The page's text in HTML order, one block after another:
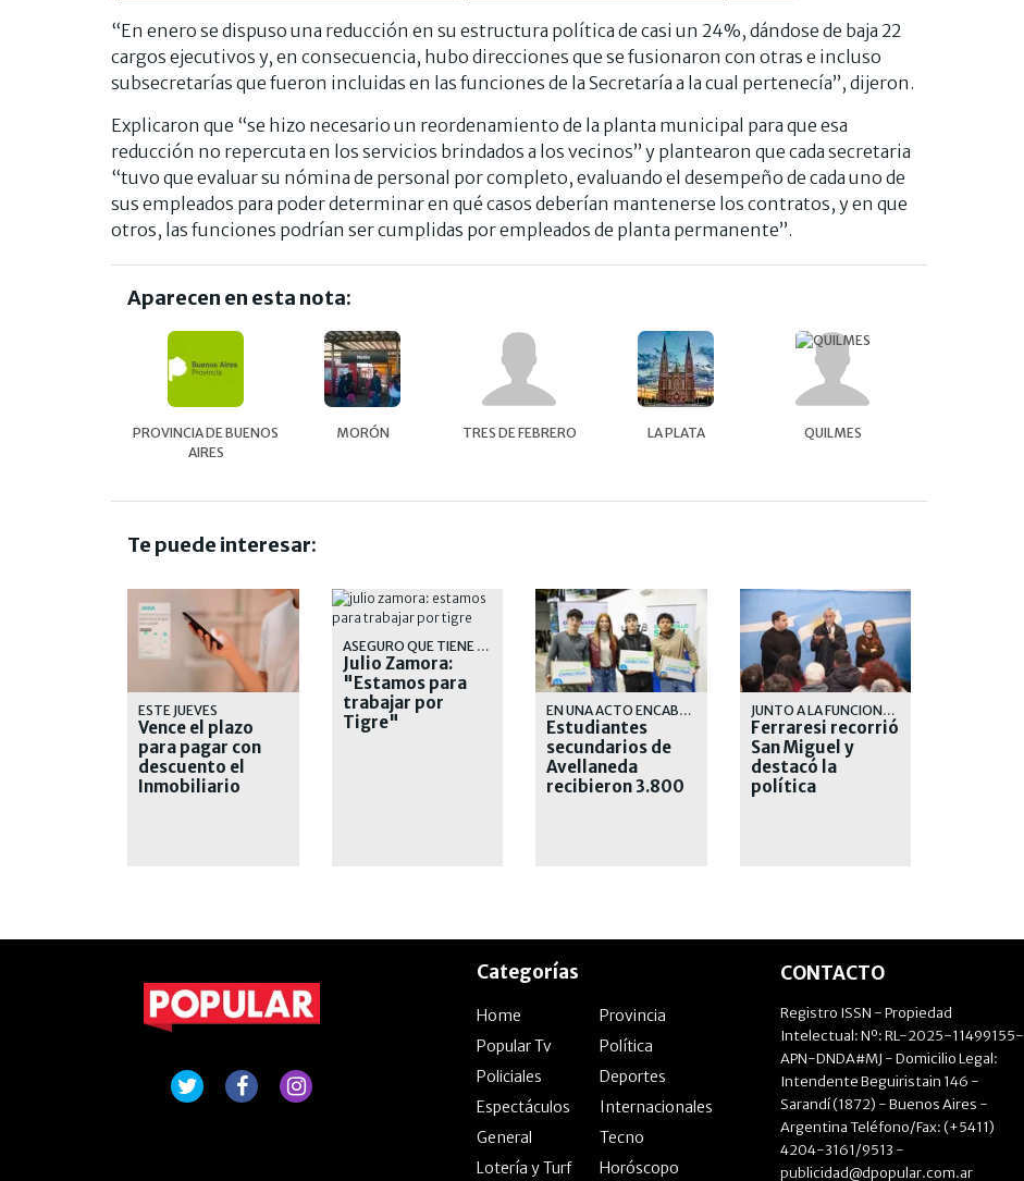
“En enero se dispuso una reducción en su estructura política de casi un 24%, dándose de baja 22
cargos ejecutivos y, en consecuencia, hubo direcciones que se fusionaron con otras e incluso
subsecretarías que fueron incluidas en las funciones de la Secretaría a la cual pertenecía”, dijeron.
Explicaron que “se hizo necesario un reordenamiento de la planta municipal para que esa
reducción no repercuta en los servicios brindados a los vecinos” y plantearon que cada secretaria
“tuvo que evaluar su nómina de personal por completo, evaluando el desempeño de cada uno de
sus empleados para poder determinar en qué casos deberían mantenerse los contratos, y en que
otros, las funciones podrían ser cumplidas por empleados de planta permanente”.
Aparecen en esta nota:
PROVINCIA DE BUENOS
AIRES
MORÓN TRES DE FEBRERO LA PLATA QUILMES
Te puede interesar:
ESTE JUEVES
Vence el plazo
para pagar con
descuento el
Inmobiliario
ASEGURO QUE TIENE MUCHA OBRA POR DELANTE PARA EJECUTAR
Julio Zamora:
"Estamos para
trabajar por
Tigre"
EN UNA ACTO ENCABEZADO POR LA INTENDENTA, MAGDALENA SIERRA
Estudiantes
secundarios de
Avellaneda
recibieron 3.800
JUNTO A LA FUNCIONARIA PROVINCIAL BERNARDA MEGLIA Y EL PRESIDENTE DEL PJ LOCAL, SANTIAGO FIDANZA
Ferraresi recorrió
San Miguel y
destacó la
política
Categorías
Home
Provincia
Popular Tv
Política
Policiales
Deportes
Espectáculos
Internacionales
General
Tecno
Lotería y Turf
Horóscopo
CONTACTO
Registro ISSN - Propiedad
Intelectual: Nº: RL-2025-11499155-
APN-DNDA#MJ - Domicilio Legal:
Intendente Beguiristain 146 -
Sarandí (1872) - Buenos Aires -
Argentina Teléfono/Fax: (+5411)
4204-3161/9513 -
publicidad@dpopular.com.ar